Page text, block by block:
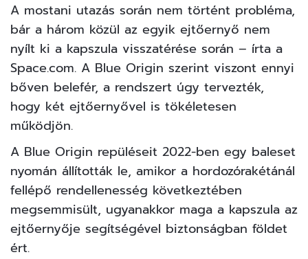
A mostani utazás során nem történt probléma,
bár a három közül az egyik ejtőernyő nem
nyílt ki a kapszula visszatérése során – írta a
Space.com. A Blue Origin szerint viszont ennyi
bőven belefér, a rendszert úgy tervezték,
hogy két ejtőernyővel is tökéletesen
működjön.
A Blue Origin repüléseit 2022-ben egy baleset
nyomán állították le, amikor a hordozórakétánál
fellépő rendellenesség következtében
megsemmisült, ugyanakkor maga a kapszula az
ejtőernyője segítségével biztonságban földet
ért.